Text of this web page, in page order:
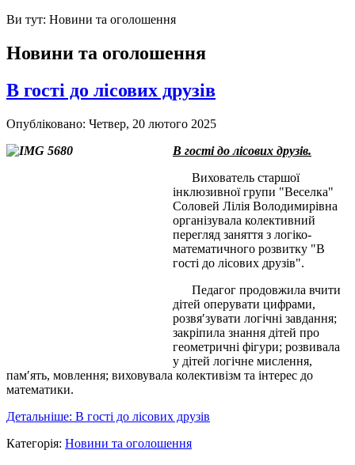
Ви тут: Новини та оголошення
Новини та оголошення
В гості до лісових друзів
Опубліковано: Четвер, 20 лютого 2025
В гості до лісових друзів.
Вихователь старшої
інклюзивної групи "Веселка"
Соловей Лілія Володимирівна
організувала колективний
перегляд заняття з логіко-
математичного розвитку "В
гості до лісових друзів".
Педагог продовжила вчити
дітей оперувати цифрами,
розвя′зувати логічні завдання;
закріпила знання дітей про
геометричні фігури; розвивала
у дітей логічне мислення,
пам′ять, мовлення; виховувала колективізм та інтерес до
математики.
Детальніше: В гості до лісових друзів
Категорія: Новини та оголошення